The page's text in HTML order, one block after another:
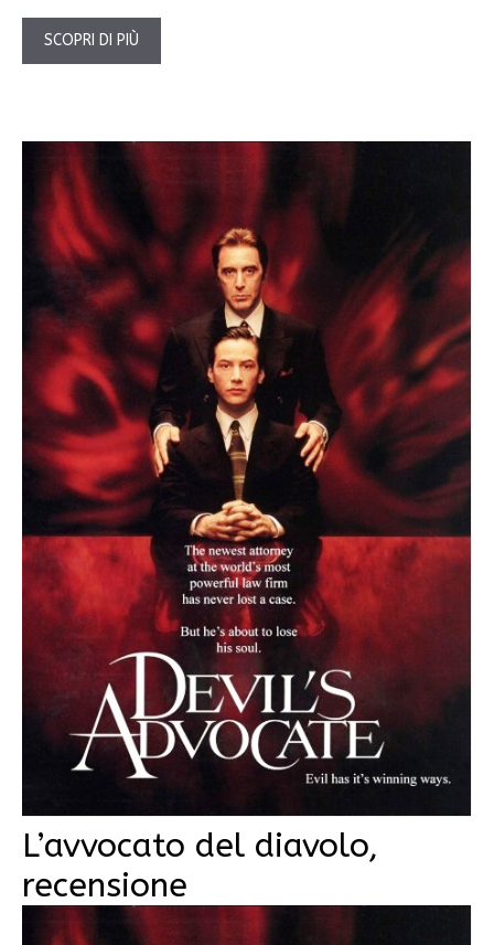
SCOPRI DI PIÙ
L’avvocato del diavolo,
recensione